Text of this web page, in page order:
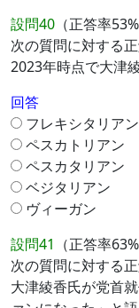
設問40 （正答率53%
次の質問に対する
2023年時点で大津
回答
フレキシタリアン
ペスカトリアン
ペスカタリアン
ベジタリアン
ヴィーガン
設問41 （正答率63%
次の質問に対する
大津綾香氏が党首